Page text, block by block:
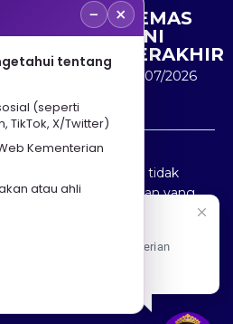
Sektor Awam
KEMAS
KINI
TERAKHIR
30/07/2026
dan Kementerian
(MOTAC) adalah tidak
atau kerugian yang
mana-mana maklumat
ini.
PELANCONGAN SENI
Terpelihara.
− ×
tentang
(seperti
TikTok, X/Twitter)
Kementerian
atau ahli
ke Portal Rasmi Kementerian